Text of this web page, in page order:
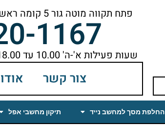
פתח תקווה מוטה גור 5 קומה ראשונה ימינה מהמעלית עד הסוף
1167
שעות פעילות א'-ה' 10.00 עד 18.00 הפסקת צהריים 14.00-15.00
צור קשר
החלפת מסך למחשב נייד תיקון מחשבי אפל